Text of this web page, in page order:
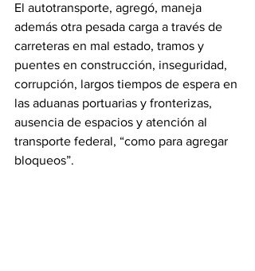
El autotransporte, agregó, maneja
además otra pesada carga a través de
carreteras en mal estado, tramos y
puentes en construcción, inseguridad,
corrupción, largos tiempos de espera en
las aduanas portuarias y fronterizas,
ausencia de espacios y atención al
transporte federal, “como para agregar
bloqueos”.